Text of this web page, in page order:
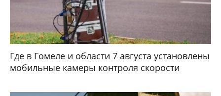
Где в Гомеле и области 7 августа установлены
мобильные камеры контроля скорости